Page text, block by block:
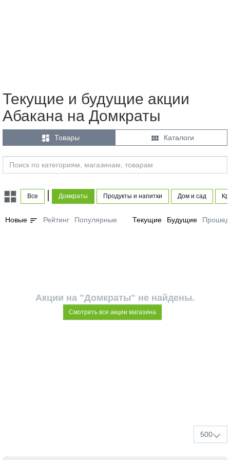
Текущие и будущие акции
Абакана на Домкраты
 Товары  Каталоги
Все Домкраты Продукты и напитки Дом и сад
Новые sort Рейтинг Популярные Текущие Будущие
Акции на "Домкраты" не найдены.
Смотреть все акции магазина
500